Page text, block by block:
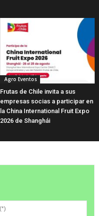
Agro Eventos
Frutas de Chile invita a sus
empresas socias a participar en
la China International Fruit Expo
2026 de Shanghái